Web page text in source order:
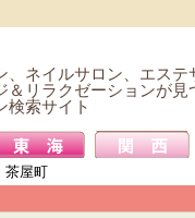
、ネイルサロン、エステ
＆リラクゼーションが見
検索サイト
茶屋町